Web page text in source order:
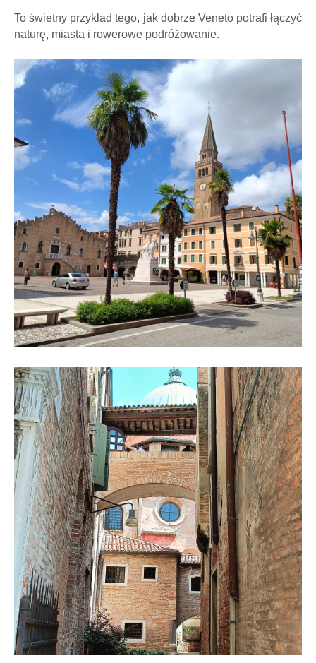
To świetny przykład tego, jak dobrze Veneto potrafi łączyć
naturę, miasta i rowerowe podróżowanie.